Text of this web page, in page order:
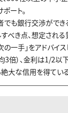
ート。
も銀行交渉ができ
べき点、想定され
一手」をアドバイ
3倍）、金利は1/2以
大な信用を得ている